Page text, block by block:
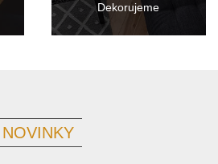
Dekorujeme
NOVINKY